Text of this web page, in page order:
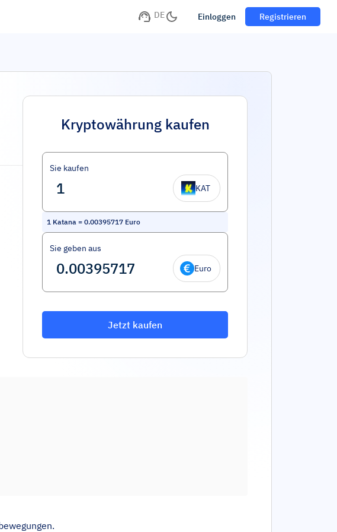
DE Einloggen Registrieren
Kryptowährung kaufen
Sie kaufen
KAT
1 Katana = 0.00395717 Euro
Sie geben aus
Euro
Jetzt kaufen